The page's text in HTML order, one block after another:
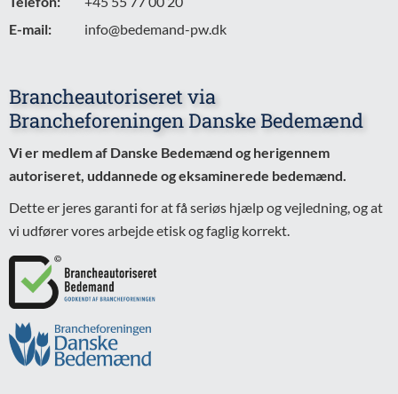
E-mail:
info@bedemand-pw.dk
Brancheautoriseret via
Brancheforeningen Danske Bedemænd
Vi er medlem af Danske Bedemænd og herigennem
autoriseret, uddannede og eksaminerede bedemænd.
Dette er jeres garanti for at få seriøs hjælp og vejledning, og at
vi udfører vores arbejde etisk og faglig korrekt.